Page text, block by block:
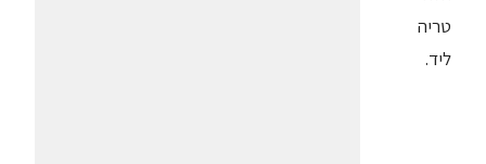
טריה
ליד.